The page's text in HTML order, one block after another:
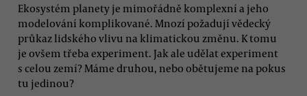
Ekosystém planety je mimořádně komplexní a jeho
modelování komplikované. Mnozí požadují vědecký
průkaz lidského vlivu na klimatickou změnu. K tomu
je ovšem třeba experiment. Jak ale udělat experiment
s celou zemí? Máme druhou, nebo obětujeme na pokus
tu jedinou?